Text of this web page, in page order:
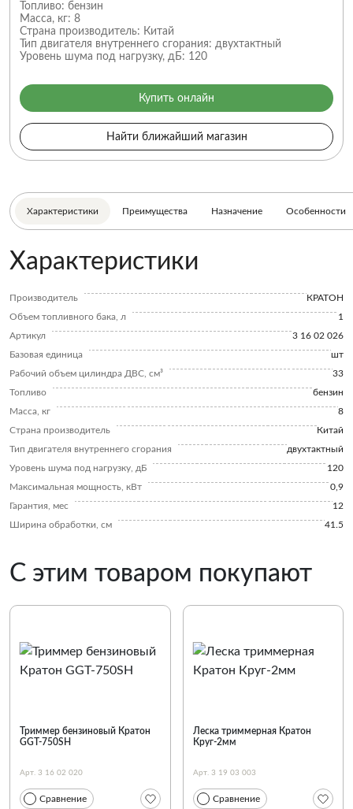
Топливо: бензин
Масса, кг: 8
Страна производитель: Китай
Тип двигателя внутреннего сгорания: двухтактный
Уровень шума под нагрузку, дБ: 120
Купить онлайн
Найти ближайший магазин
Характеристики Преимущества Назначение Особенности
Характеристики
Производитель
КРАТОН
Объем топливного бака, л
1
Артикул
3 16 02 026
Базовая единица
шт
Рабочий объем цилиндра ДВС, см³
33
Топливо
бензин
Масса, кг
8
Страна производитель
Китай
Тип двигателя внутреннего сгорания
двухтактный
Уровень шума под нагрузку, дБ
120
Максимальная мощность, кВт
0,9
Гарантия, мес
12
Ширина обработки, см
41.5
С этим товаром покупают
Триммер бензиновый Кратон
GGT-750SH
Арт. 3 16 02 020
Сравнение
Леска триммерная Кратон
Круг-2мм
Арт. 3 19 03 003
Сравнение